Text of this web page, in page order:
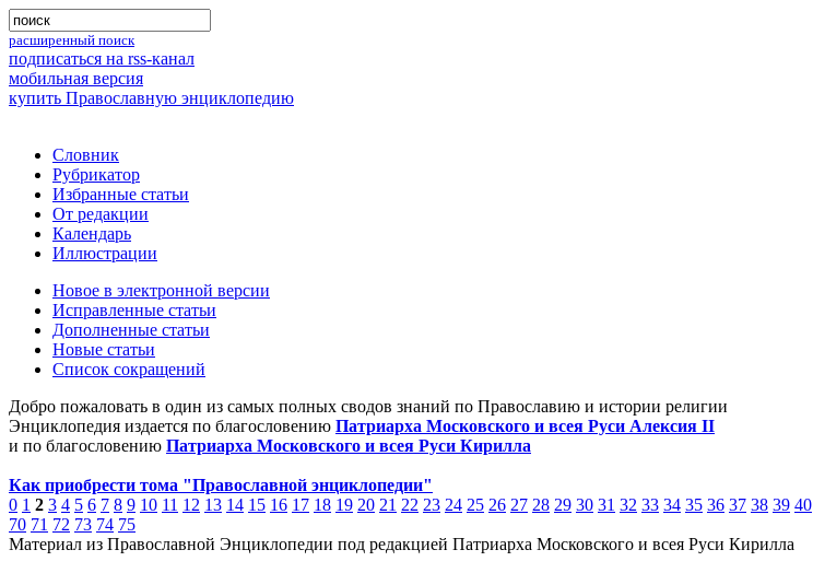
расширенный поиск
подписаться на rss-канал
мобильная версия
купить Православную энциклопедию
Словник
Рубрикатор
Избранные статьи
От редакции
Календарь
Иллюстрации
Новое в электронной версии
Исправленные статьи
Дополненные статьи
Новые статьи
Список сокращений
Добро пожаловать в один из самых полных сводов знаний по Православию и истории религии
Энциклопедия издается по благословению Патриарха Московского и всея Руси Алексия II
и по благословению Патриарха Московского и всея Руси Кирилла
Как приобрести тома "Православной энциклопедии"
0 1 2 3 4 5 6 7 8 9 10 11 12 13 14 15 16 17 18 19 20 21 22 23 24 25 26 27 28 29 30 31 32 33 34 35 36 37 38 39 40
70 71 72 73 74 75
Материал из Православной Энциклопедии под редакцией Патриарха Московского и всея Руси Кирилла